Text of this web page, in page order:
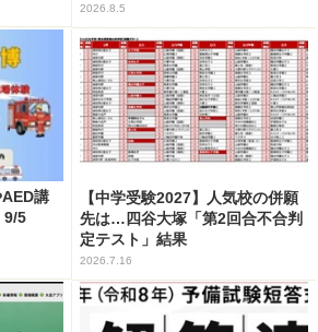
2026.8.5
講
9/5
【中学受験2027】人気校の併願
先は…四谷大塚「第2回合不合判
定テスト」結果
2026.7.16